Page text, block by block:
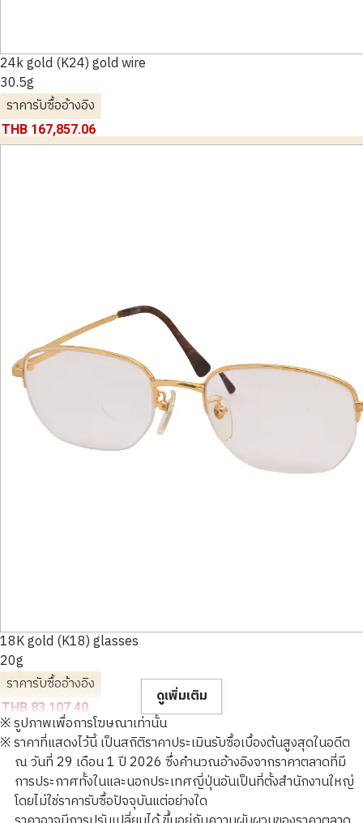
24k gold (K24) gold wire
30.5g
ราคารับซื้ออ้างอิง
THB 167,857.06
18K gold (K18) glasses
20g
ราคารับซื้ออ้างอิง
THB 83,107.40
ดูเพิ่มเติม
※ รูปภาพเพื่อการโฆษณาเท่านั้น
※ ราคาที่แสดงไว้นี้ เป็นสถิติราคาประเมินรับซื้อเบื้องต้นสูงสุดในอดีต
ณ วันที่ 29 เดือน 1 ปี 2026 ซึ่งคำนวณอ้างอิงจากราคาตลาดที่มี
การประกาศทั้งในและนอกประเทศญี่ปุ่นอันเป็นที่ตั้งสำนักงานใหญ่
โดยไม่ใช่ราคารับซื้อปัจจุบันแต่อย่างใด